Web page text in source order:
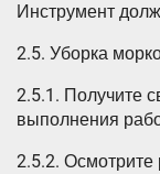
Инструмент
2.5. Уборка
2.5.1. Получите
выполнения
2.5.2.